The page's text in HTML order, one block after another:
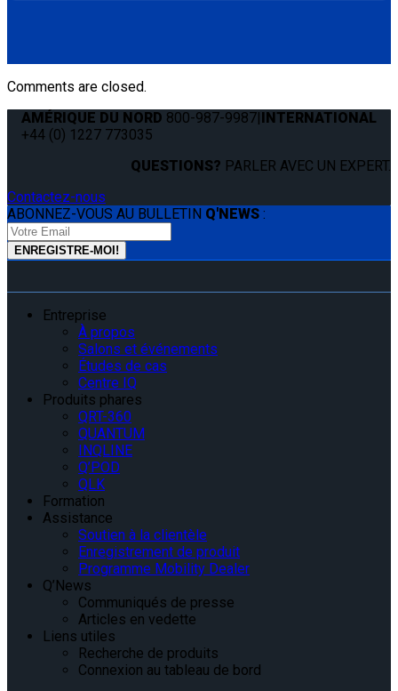
Comments are closed.
AMÉRIQUE DU NORD 800-987-9987|INTERNATIONAL
+44 (0) 1227 773035
QUESTIONS? PARLER AVEC UN EXPERT.
Contactez-nous
ABONNEZ-VOUS AU BULLETIN Q'NEWS :
Entreprise
À propos
Salons et événements
Études de cas
Centre IQ
Produits phares
QRT-360
QUANTUM
INQLINE
Q’POD
QLK
Formation
Assistance
Soutien à la clientèle
Enregistrement de produit
Programme Mobility Dealer
Q’News
Communiqués de presse
Articles en vedette
Liens utiles
Recherche de produits
Connexion au tableau de bord